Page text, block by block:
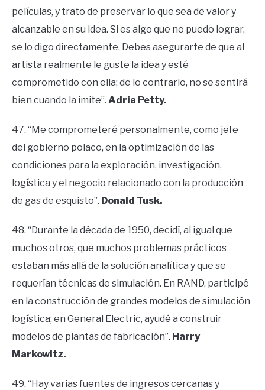
películas, y trato de preservar lo que sea de valor y
alcanzable en su idea. Si es algo que no puedo lograr,
se lo digo directamente. Debes asegurarte de que al
artista realmente le guste la idea y esté
comprometido con ella; de lo contrario, no se sentirá
bien cuando la imite”. Adria Petty.
47. “Me comprometeré personalmente, como jefe
del gobierno polaco, en la optimización de las
condiciones para la exploración, investigación,
logística y el negocio relacionado con la producción
de gas de esquisto”. Donald Tusk.
48. “Durante la década de 1950, decidí, al igual que
muchos otros, que muchos problemas prácticos
estaban más allá de la solución analítica y que se
requerían técnicas de simulación. En RAND, participé
en la construcción de grandes modelos de simulación
logística; en General Electric, ayudé a construir
modelos de plantas de fabricación”. Harry
Markowitz.
49. “Hay varias fuentes de ingresos cercanas y